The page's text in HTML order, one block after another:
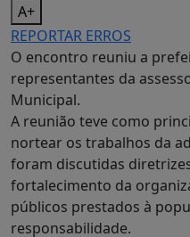
A+
REPORTAR ERROS
O encontro reuniu a
representantes da
Municipal.
A reunião teve como
nortear os trabalhos da
foram discutidas
fortalecimento da
públicos prestados à
responsabilidade.